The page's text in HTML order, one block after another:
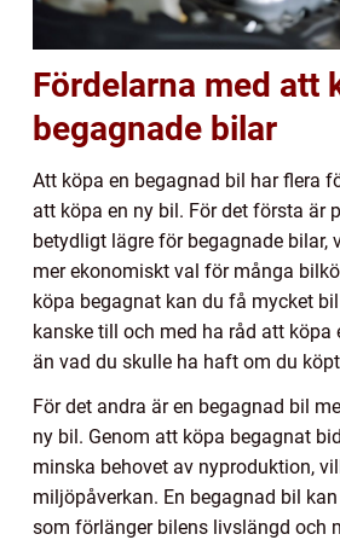
Fördelarna med att
begagnade bilar
Att köpa en begagnad bil har flera
att köpa en ny bil. För det första är
betydligt lägre för begagnade bilar,
mer ekonomiskt val för många
köpa begagnat kan du få mycket
kanske till och med ha råd att köpa
än vad du skulle ha haft om du
För det andra är en begagnad bil
ny bil. Genom att köpa begagnat
minska behovet av nyproduktion,
miljöpåverkan. En begagnad bil
som förlänger bilens livslängd och